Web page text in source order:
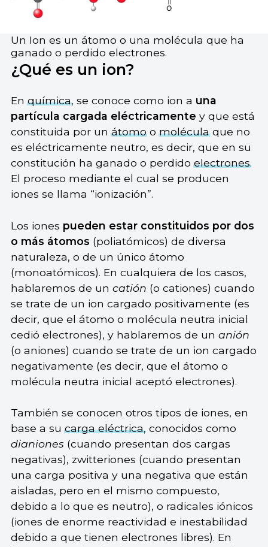
Un Ion es un átomo o una molécula que ha
ganado o perdido electrones.
¿Qué es un ion?
Enquímica, se conoce como ion a una
partícula cargada eléctricamente y que está
constituida por unátomoomoléculaque no
es eléctricamente neutro, es decir, que en su
constitución ha ganado o perdidoelectrones.
El proceso mediante el cual se producen
iones se llama “ionización”.
Los iones pueden estar constituidos por dos
o más átomos (poliatómicos) de diversa
naturaleza, o de un único átomo
(monoatómicos). En cualquiera de los casos,
hablaremos de un catión (o cationes) cuando
se trate de un ion cargado positivamente (es
decir, que el átomo o molécula neutra inicial
cedió electrones), y hablaremos de un anión
(o aniones) cuando se trate de un ion cargado
negativamente (es decir, que el átomo o
molécula neutra inicial aceptó electrones).
También se conocen otros tipos de iones, en
base a sucarga eléctrica, conocidos como
dianiones (cuando presentan dos cargas
negativas), zwitteriones (cuando presentan
una carga positiva y una negativa que están
aisladas, pero en el mismo compuesto,
debido a lo que es neutro), o radicales iónicos
(iones de enorme reactividad e inestabilidad
debido a que tienen electrones libres). En